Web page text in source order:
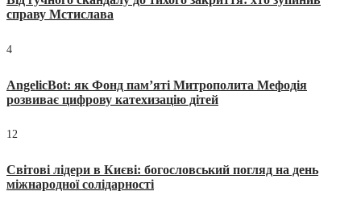
справу Мстислава
4
AngelicBot: як Фонд пам’яті Митрополита Мефодія
розвиває цифрову катехизацію дітей
12
Світові лідери в Києві: богословський погляд на день
міжнародної солідарності